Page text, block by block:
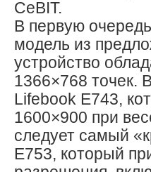
CeBIT.
В первую
модель из
устройство
1366×768 точек.
Lifebook E743,
1600×900 при
следует самый
E753, который